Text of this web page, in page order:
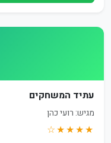
עתיד המשחקים
מגיש: רועי כהן
★★★★☆